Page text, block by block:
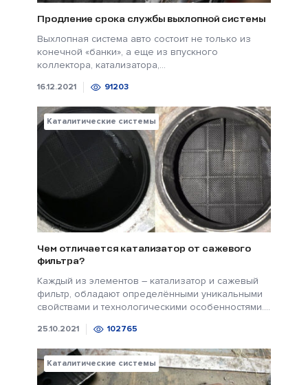
Продление срока службы выхлопной системы
Выхлопная система авто состоит не только из
конечной «банки», а еще из впускного
коллектора, катализатора,...
16.12.2021 91203
Каталитические системы
Чем отличается катализатор от сажевого
фильтра?
Каждый из элементов – катализатор и сажевый
фильтр, обладают определёнными уникальными
свойствами и технологическими особенностями....
25.10.2021 102765
Каталитические системы